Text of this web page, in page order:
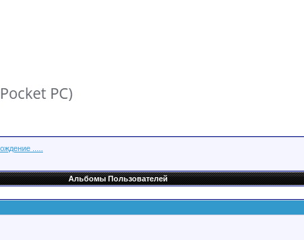
.....
Альбомы Пользователей